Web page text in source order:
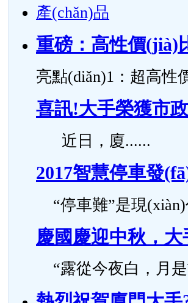
產(chǎn)品
重磅：高性價(jià)
亮點(diǎn)1：超高
喜訊!大手榮獲市
近日，廈......
2017智慧停車發
“停車難”是現
慶國慶迎中秋，
“露從今夜白，月是